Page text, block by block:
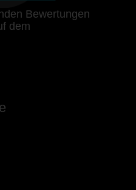
Bewertungen
dem